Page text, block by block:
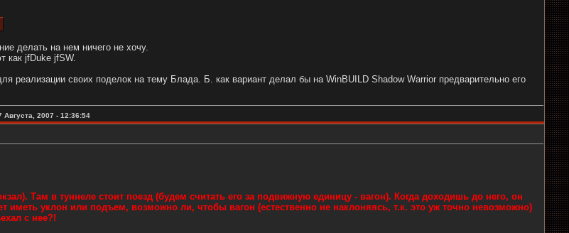
делать на нем ничего не хочу.
как jfDuke jfSW.
реализации своих поделок на тему Блада. Б. как вариант делал бы на WinBUILD Shadow Warrior предварительно его
Августа, 2007 - 12:36:54
Там в туннеле стоит поезд (будем считать его за подвижную единицу - вагон). Когда доходишь до него, он
иметь уклон или подъем, возможно ли, чтобы вагон (естественно не наклоняясь, т.к. это уж точно невозможно)
с нее?!